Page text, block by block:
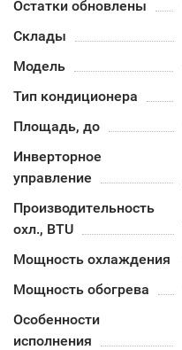
Остатки обновлены
Склады
Модель
Тип кондиционера
Площадь, до
Инверторное
управление
Производительность
охл., BTU
Мощность охлаждения
Мощность обогрева
Особенности
исполнения